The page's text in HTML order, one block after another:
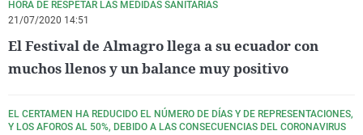
HORA DE RESPETAR LAS MEDIDAS SANITARIAS
21/07/2020 14:51
El Festival de Almagro llega a su ecuador con
muchos llenos y un balance muy positivo
EL CERTAMEN HA REDUCIDO EL NÚMERO DE DÍAS Y DE REPRESENTACIONES,
Y LOS AFOROS AL 50%, DEBIDO A LAS CONSECUENCIAS DEL CORONAVIRUS